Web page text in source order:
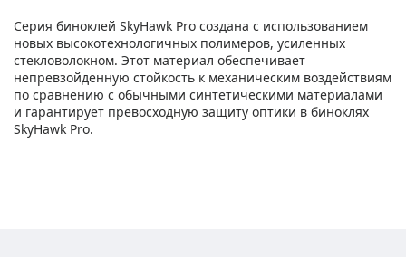
Серия биноклей SkyHawk Pro создана с использованием
новых высокотехнологичных полимеров, усиленных
стекловолокном. Этот материал обеспечивает
непревзойденную стойкость к механическим воздействиям
по сравнению с обычными синтетическими материалами
и гарантирует превосходную защиту оптики в биноклях
SkyHawk Pro.